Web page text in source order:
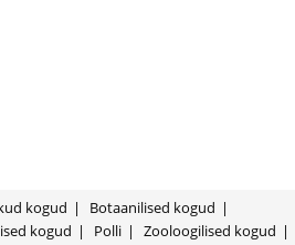
kogud
Botaanilised kogud
kogud Polli
Zooloogilised kogud